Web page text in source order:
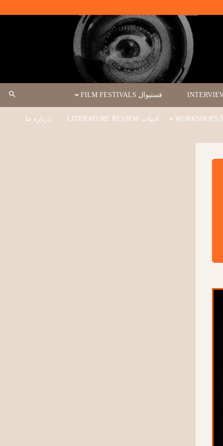
فستیوال FILM FESTIVALS
ادبیات LITERATURE REVIEW درباره ما